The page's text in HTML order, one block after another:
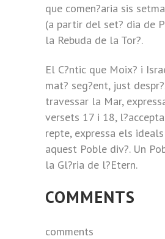
que comen?aria sis
(a partir del set? dia de
la Rebuda de la Tor?.
El C?ntic que Moix? i
mat? seg?ent, just
travessar la Mar,
versets 17 i 18,
repte, expressa els
aquest Poble div?. Un
la Gl?ria de l?Etern.
COMMENTS
comments